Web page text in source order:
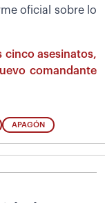
oficial sobre lo
cinco asesinatos,
comandante
APAGÓN